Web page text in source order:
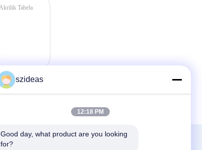
szideas
12:18 PM
Good day, what product are you looking
for?